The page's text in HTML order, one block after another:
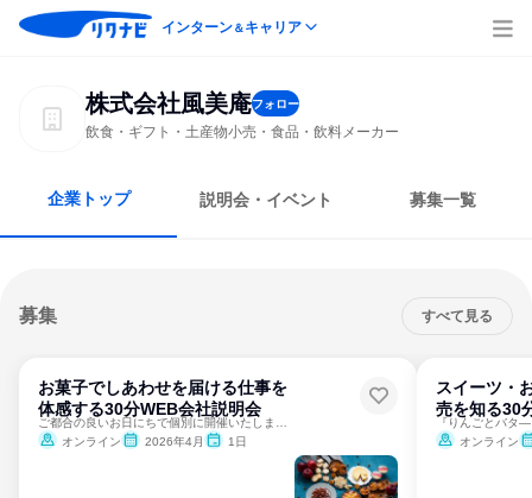
インターン＆キャリア
株式会社風美庵フォロー
飲食・ギフト・土産物小売・食品・飲料メーカー
企業トップ 説明会・イベント 募集一覧
募集 すべて見る
お菓子でしあわせを届ける仕事を
体感する30分WEB会社説明会
オンライン
2026年4月 1日
スイーツ・
売を知る30
オンライン